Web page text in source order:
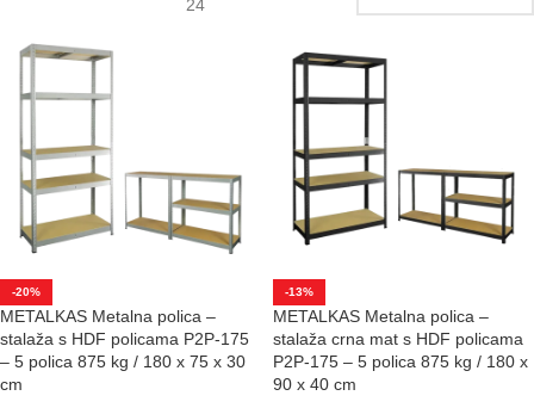
24
-20%
METALKAS Metalna polica –
stalaža s HDF policama P2P-175
– 5 polica 875 kg / 180 x 75 x 30
cm
-13%
METALKAS Metalna polica –
stalaža crna mat s HDF policama
P2P-175 – 5 polica 875 kg / 180 x
90 x 40 cm